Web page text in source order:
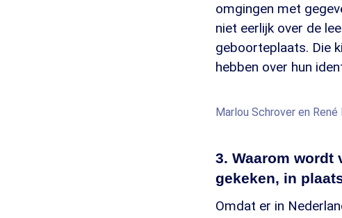
omgingen met
niet eerlijk over de
geboorteplaats. Die
hebben over hun
Marlou Schrover en
3. Waarom wordt
gekeken, in
Omdat er in